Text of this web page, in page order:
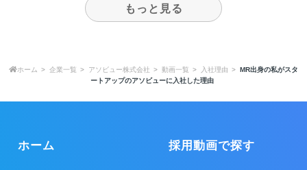
もっと見る
ホーム 企業一覧 アソビュー株式会社 動画一覧 入社理由
MR出身の私がスタ
ートアップのアソビューに入社した理由
ホーム 採用動画で探す